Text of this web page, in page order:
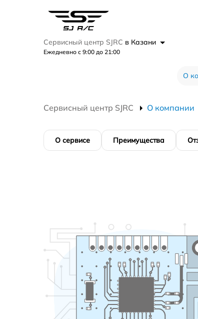
Сервисный центр SJRC в Казани
Ежедневно с 9:00 до 21:00
О
Сервисный центр SJRC О компании
О сервисе Преимущества